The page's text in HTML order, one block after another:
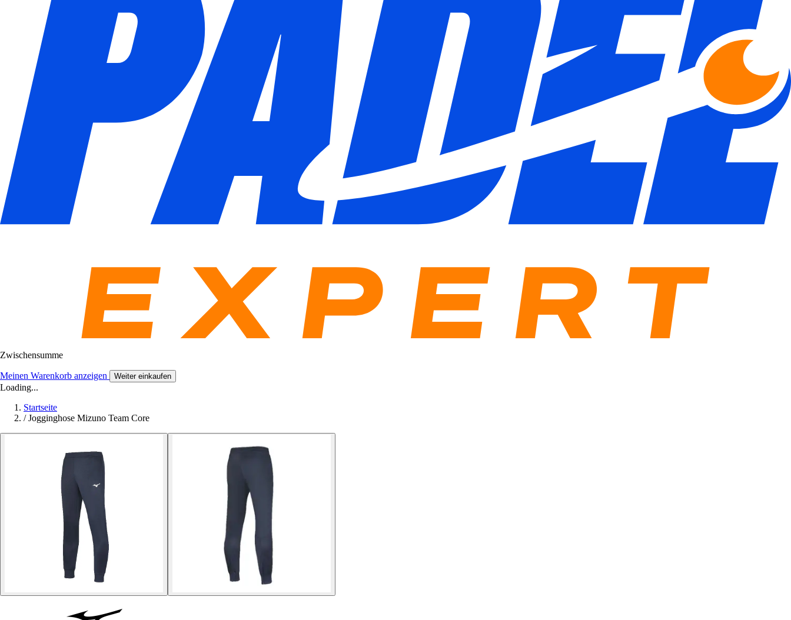
Zwischensumme
Meinen Warenkorb anzeigen Weiter einkaufen
Loading...
Startseite
/ Jogginghose Mizuno Team Core